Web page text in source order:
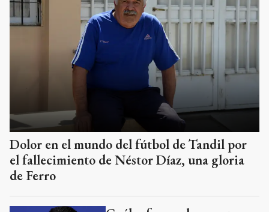
Dolor en el mundo del fútbol de Tandil por
el fallecimiento de Néstor Díaz, una gloria
de Ferro
Cuáles fueron las compras
más caras en la historia del